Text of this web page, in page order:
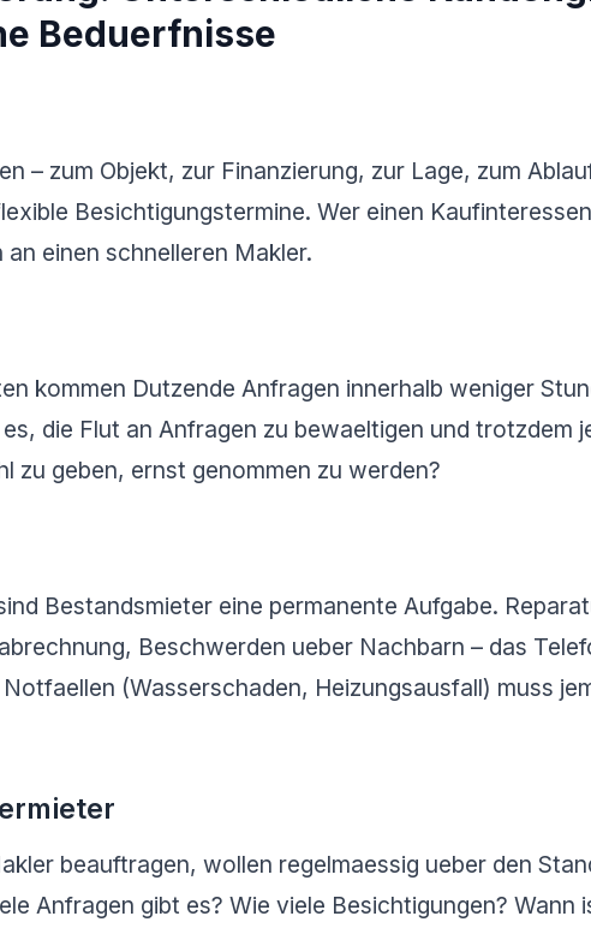
Beduerfnisse
– zum Objekt, zur Finanzierung, zur Lage, zum
Besichtigungstermine. Wer einen
einen schnelleren Makler.
kommen Dutzende Anfragen innerhalb weniger
die Flut an Anfragen zu bewaeltigen und trotzdem
zu geben, ernst genommen zu werden?
Bestandsmieter eine permanente Aufgabe.
Beschwerden ueber Nachbarn – das
(Wasserschaden, Heizungsausfall) muss
beauftragen, wollen regelmaessig ueber den
Anfragen gibt es? Wie viele Besichtigungen? Wann